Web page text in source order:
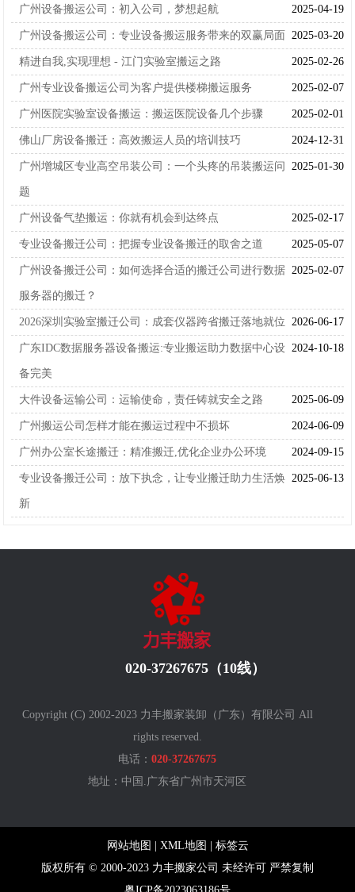
2025-04-19
广州设备搬运公司：初入公司，梦想起航
2025-03-20
广州设备搬运公司：专业设备搬运服务带来的双赢局面
2025-02-26
精进自我,实现理想 - 江门实验室搬运之路
2025-02-07
广州专业设备搬运公司为客户提供楼梯搬运服务
2025-02-01
广州医院实验室设备搬运：搬运医院设备几个步骤
2024-12-31
佛山厂房设备搬迁：高效搬运人员的培训技巧
2025-01-30
广州增城区专业高空吊装公司：一个头疼的吊装搬运问
题
2025-02-17
广州设备气垫搬运：你就有机会到达终点
2025-05-07
专业设备搬迁公司：把握专业设备搬迁的取舍之道
2025-02-07
广州设备搬迁公司：如何选择合适的搬迁公司进行数据
服务器的搬迁？
2026-06-17
2026深圳实验室搬迁公司：成套仪器跨省搬迁落地就位
2024-10-18
广东IDC数据服务器设备搬运:专业搬运助力数据中心设
备完美
2025-06-09
大件设备运输公司：运输使命，责任铸就安全之路
2024-06-09
广州搬运公司怎样才能在搬运过程中不损坏
2024-09-15
广州办公室长途搬迁：精准搬迁,优化企业办公环境
2025-06-13
专业设备搬迁公司：放下执念，让专业搬迁助力生活焕
新
020-37267675（10线）
Copyright (C) 2002-2023 力丰搬家装卸（广东）有限公司 All
rights reserved.
电话：020-37267675
地址：中国.广东省广州市天河区
网站地图 XML地图
标签云
版权所有 © 2000-2023 力丰搬家公司 未经许可 严禁复制